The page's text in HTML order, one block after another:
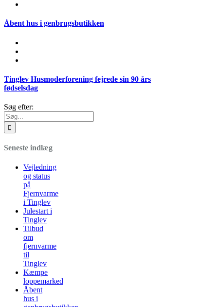
Åbent hus i genbrugsbutikken
Tinglev Husmoderforening fejrede sin 90 års
fødselsdag
Søg efter:
Seneste indlæg
Vejledning
og status
på
Fjernvarme
i Tinglev
Julestart i
Tinglev
Tilbud
om
fjernvarme
til
Tinglev
Kæmpe
loppemarked
Åbent
hus i